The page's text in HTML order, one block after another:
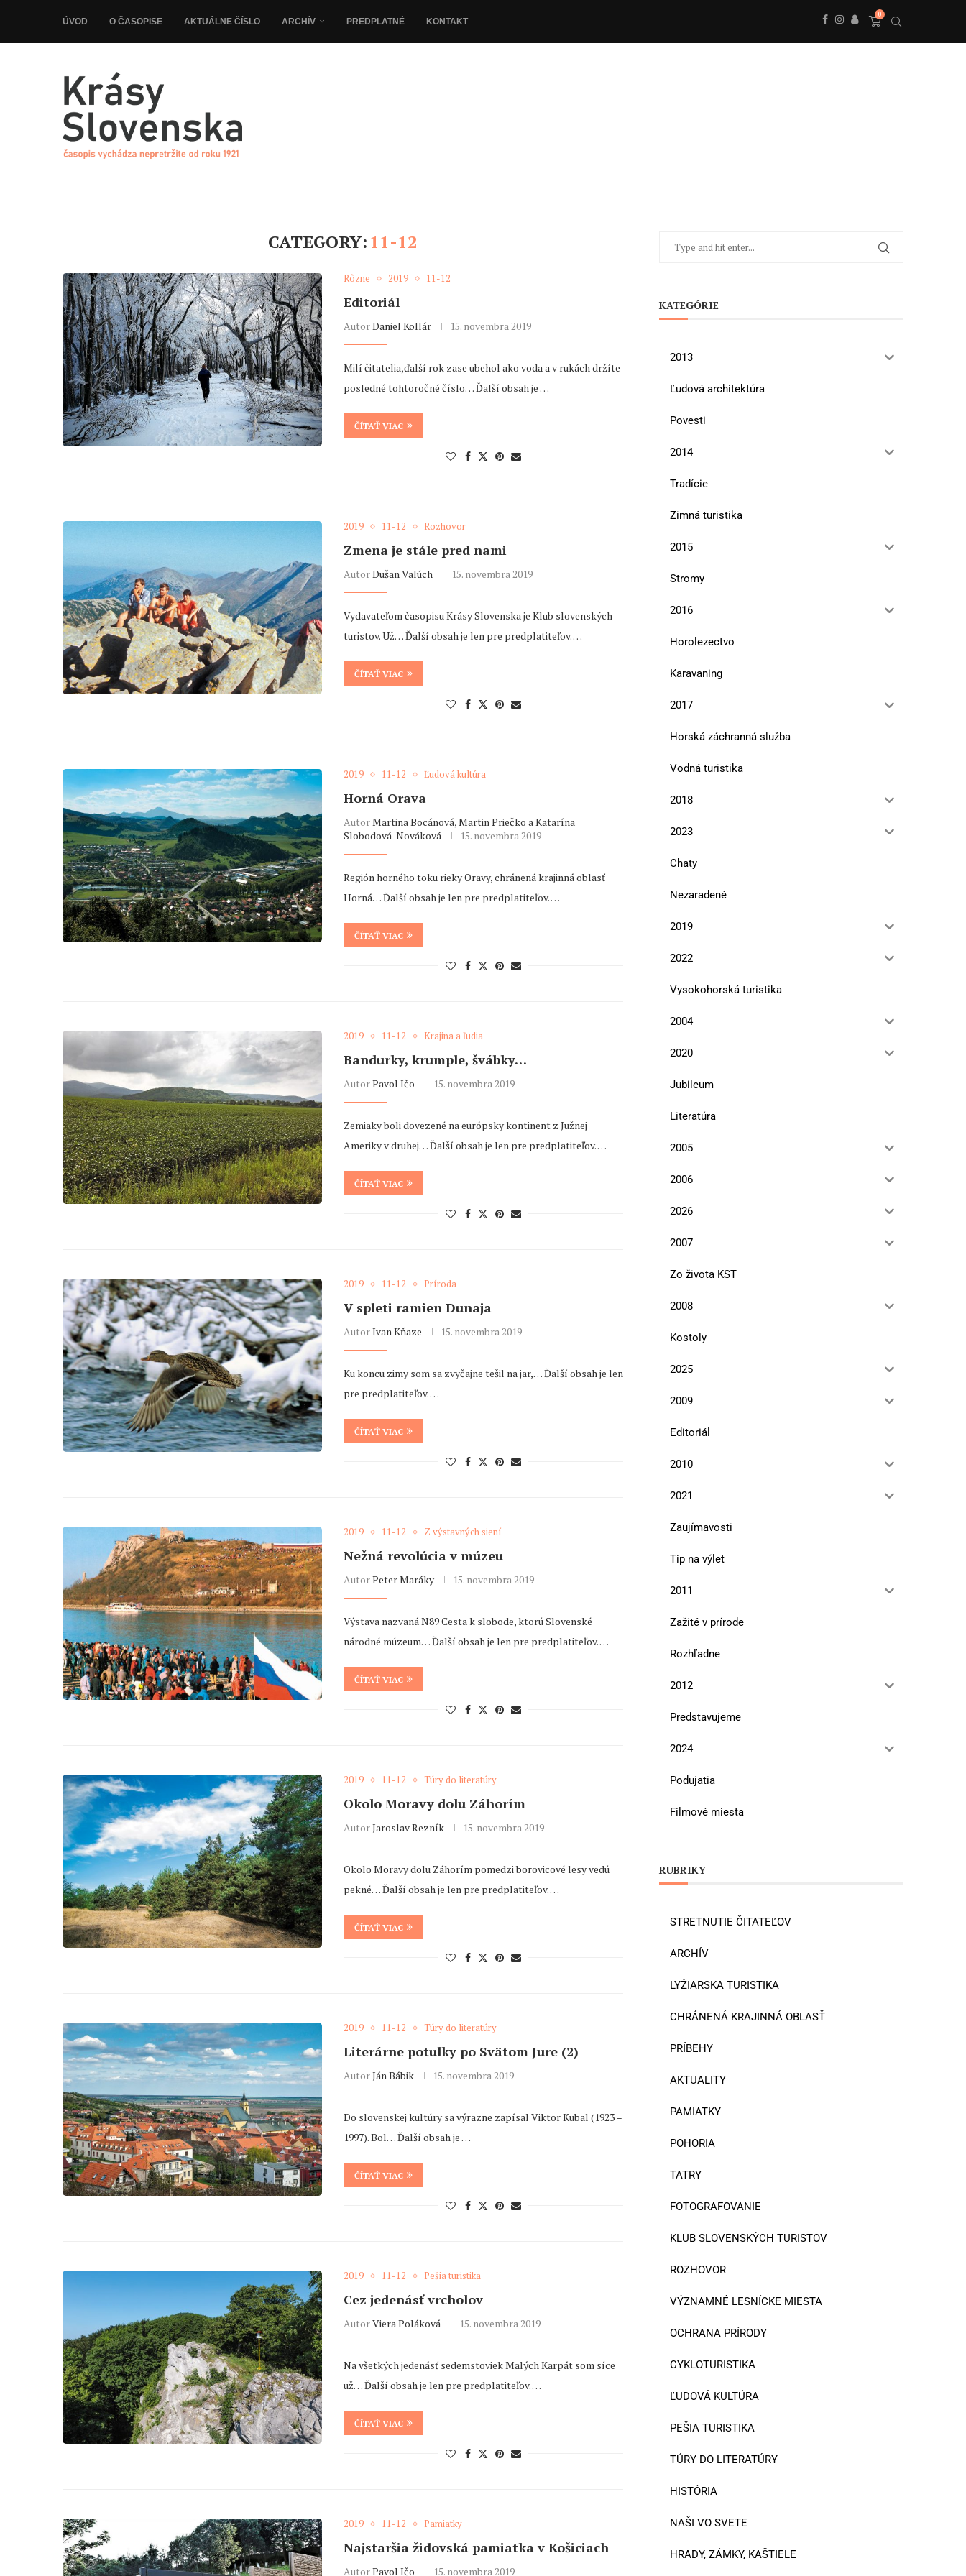
ÚVOD O ČASOPISE AKTUÁLNE ČÍSLO ARCHÍV PREDPLATNÉ KONTAKT
0
CATEGORY:11-12
Rôzne 2019 11-12
Editoriál
AutorDaniel Kollár 15. novembra 2019
Milí čitatelia,ďalší rok zase ubehol ako voda a v rukách držíte
posledné tohtoročné číslo… Ďalší obsah je …
ČÍTAŤ VIAC
2019 11-12 Rozhovor
Zmena je stále pred nami
AutorDušan Valúch 15. novembra 2019
Vydavateľom časopisu Krásy Slovenska je Klub slovenských
turistov. Už… Ďalší obsah je len pre predplatiteľov. …
ČÍTAŤ VIAC
2019 11-12 Ľudová kultúra
Horná Orava
AutorMartina Bocánová, Martin Priečko a Katarína
Slobodová-Nováková
15. novembra 2019
Región horného toku rieky Oravy, chránená krajinná oblasť
Horná… Ďalší obsah je len pre predplatiteľov. …
ČÍTAŤ VIAC
2019 11-12 Krajina a ľudia
Bandurky, krumple, švábky…
AutorPavol Ičo 15. novembra 2019
Zemiaky boli dovezené na európsky kontinent z Južnej
Ameriky v druhej… Ďalší obsah je len pre predplatiteľov. …
ČÍTAŤ VIAC
2019 11-12 Príroda
V spleti ramien Dunaja
AutorIvan Kňaze 15. novembra 2019
Ku koncu zimy som sa zvyčajne tešil na jar,… Ďalší obsah je len
pre predplatiteľov. …
ČÍTAŤ VIAC
2019 11-12 Z výstavných siení
Nežná revolúcia v múzeu
AutorPeter Maráky 15. novembra 2019
Výstava nazvaná N89 Cesta k slobode, ktorú Slovenské
národné múzeum… Ďalší obsah je len pre predplatiteľov. …
ČÍTAŤ VIAC
2019 11-12 Túry do literatúry
Okolo Moravy dolu Záhorím
AutorJaroslav Rezník 15. novembra 2019
Okolo Moravy dolu Záhorím pomedzi borovicové lesy vedú
pekné… Ďalší obsah je len pre predplatiteľov. …
ČÍTAŤ VIAC
2019 11-12 Túry do literatúry
Literárne potulky po Svätom Jure (2)
AutorJán Bábik 15. novembra 2019
Do slovenskej kultúry sa výrazne zapísal Viktor Kubal (1923 –
1997). Bol… Ďalší obsah je …
ČÍTAŤ VIAC
2019 11-12 Pešia turistika
Cez jedenásť vrcholov
AutorViera Poláková 15. novembra 2019
Na všetkých jedenásť sedemstoviek Malých Karpát som síce
už… Ďalší obsah je len pre predplatiteľov. …
ČÍTAŤ VIAC
2019 11-12 Pamiatky
Najstaršia židovská pamiatka v Košiciach
AutorPavol Ičo 15. novembra 2019
KATEGÓRIE
2013
Ľudová architektúra
Povesti
2014
Tradície
Zimná turistika
2015
Stromy
2016
Horolezectvo
Karavaning
2017
Horská záchranná služba
Vodná turistika
2018
2023
Chaty
Nezaradené
2019
2022
Vysokohorská turistika
2004
2020
Jubileum
Literatúra
2005
2006
2026
2007
Zo života KST
2008
Kostoly
2025
2009
Editoriál
2010
2021
Zaujímavosti
Tip na výlet
2011
Zažité v prírode
Rozhľadne
2012
Predstavujeme
2024
Podujatia
Filmové miesta
RUBRIKY
STRETNUTIE ČITATEĽOV
ARCHÍV
LYŽIARSKA TURISTIKA
CHRÁNENÁ KRAJINNÁ OBLASŤ
PRÍBEHY
AKTUALITY
PAMIATKY
POHORIA
TATRY
FOTOGRAFOVANIE
KLUB SLOVENSKÝCH TURISTOV
ROZHOVOR
VÝZNAMNÉ LESNÍCKE MIESTA
OCHRANA PRÍRODY
CYKLOTURISTIKA
ĽUDOVÁ KULTÚRA
PEŠIA TURISTIKA
TÚRY DO LITERATÚRY
HISTÓRIA
NAŠI VO SVETE
HRADY, ZÁMKY, KAŠTIELE